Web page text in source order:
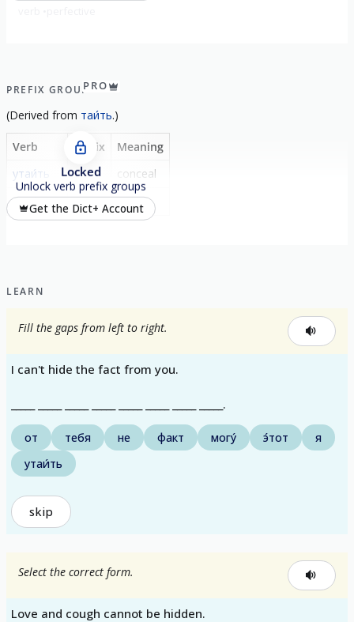
PREFIX GROUPPRO
(Derived from таи́ть.)
Verb Prefix
Meaning
утаи́ть
у-
conceal
утаи́ться
у- to hide
Locked
Unlock verb prefix groups
Get the Dict+ Account
LEARN
Fill the gaps from left to right.
I can't hide the fact from you.
_____ _____ _____ _____ _____ _____ _____ _____.
от тебя не факт могу́ э́тот
я
утаи́ть
skip
Select the correct form.
Love and cough cannot be hidden.